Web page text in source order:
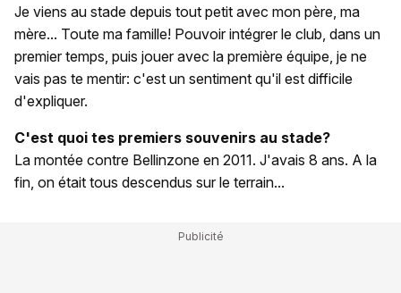
Je viens au stade depuis tout petit avec mon père, ma
mère... Toute ma famille! Pouvoir intégrer le club, dans un
premier temps, puis jouer avec la première équipe, je ne
vais pas te mentir: c'est un sentiment qu'il est difficile
d'expliquer.
C'est quoi tes premiers souvenirs au stade?
La montée contre Bellinzone en 2011. J'avais 8 ans. A la
fin, on était tous descendus sur le terrain...